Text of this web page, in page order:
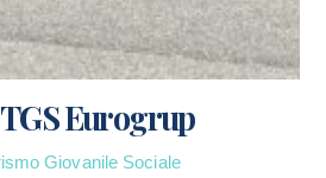
Eurogrup
Giovanile Sociale